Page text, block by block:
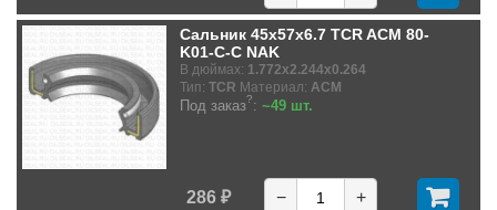
Сальник 45x57x6.7 TCR ACM 80-
K01-C-C NAK
В дюймах: 1.772x2.244x0.264
Тип: TCR Материал: ACM
Под заказ?: ~49 шт.
286 ₽ − +